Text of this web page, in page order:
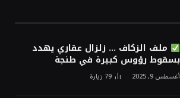
ملف الزكاف … زلزال عقاري يهدد
بسقوط رؤوس كبيرة في طنجة
أغسطس 9, 2025 79 زيارة